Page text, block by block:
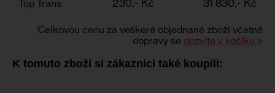
Top Trans 230,- Kč 31 830,- Kč
Celkovou cenu za veškeré objednané zboží včetně
dopravy se dozvíte v košíku »
K tomuto zboží si zákazníci také koupili: